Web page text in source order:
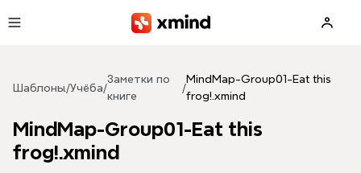
Шаблоны /Учёба/
Заметки по
книге
/
MindMap-Group01-Eat this
frog!.xmind
MindMap-Group01-Eat this
frog!.xmind